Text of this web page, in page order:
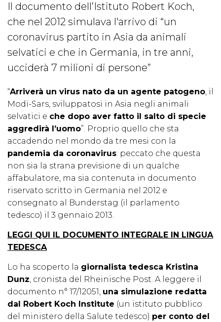
Il documento dell’Istituto Robert Koch,
che nel 2012 simulava l'arrivo di “un
coronavirus partito in Asia da animali
selvatici e che in Germania, in tre anni,
ucciderà 7 milioni di persone”
“Arriverà un virus nato da un agente patogeno, il
Modi-Sars, sviluppatosi in Asia negli animali
selvatici e che dopo aver fatto il salto di specie
aggredirà l’uomo”. Proprio quello che sta
accadendo nel mondo da tre mesi con la
pandemia da coronavirus: peccato che questa
non sia la strana previsione di un qualche
affabulatore, ma sia contenuta in documento
riservato scritto in Germania nel 2012 e
consegnato al Bunderstag (il parlamento
tedesco) il 3 gennaio 2013.
LEGGI QUI IL DOCUMENTO INTEGRALE IN LINGUA
TEDESCA
Lo ha scoperto la giornalista tedesca Kristina
Dunz, cronista del Rheinische Post. A leggere il
documento n° 17/12051, una simulazione redatta
dal Robert Koch Institute (un istituto pubblico
del ministero della Salute tedesco) per conto del